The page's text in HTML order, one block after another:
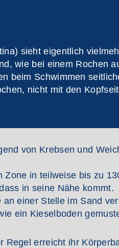
sieht eigentlich
wie bei einem Rochen
beim Schwimmen
nicht mit den
von Krebsen und
in teilweise bis zu
in seine Nähe kommt.
einer Stelle im Sand
ein Kieselboden
erreicht ihr